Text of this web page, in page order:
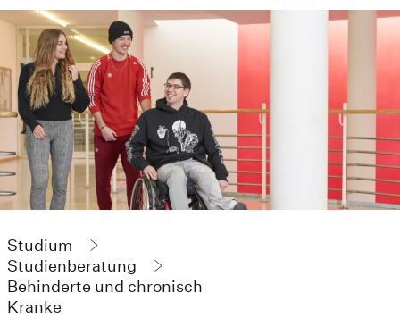
Studium
Studienberatung
Behinderte und chronisch
Kranke